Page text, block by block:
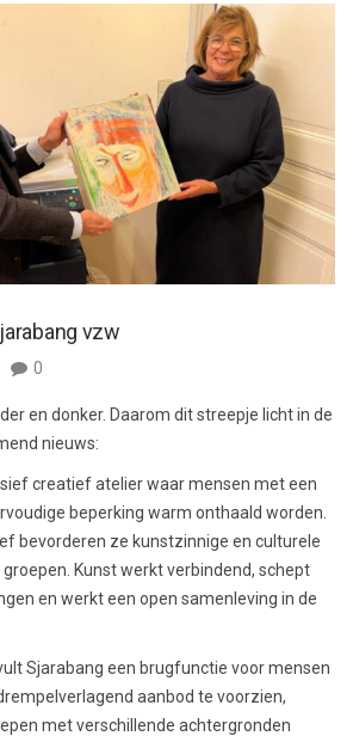
vzw
0
en donker. Daarom dit streepje licht in de
nieuws:
creatief atelier waar mensen met een
beperking warm onthaald worden.
bevorderen ze kunstzinnige en culturele
Kunst werkt verbindend, schept
en werkt een open samenleving in de
Sjarabang een brugfunctie voor mensen
aanbod te voorzien,
met verschillende achtergronden